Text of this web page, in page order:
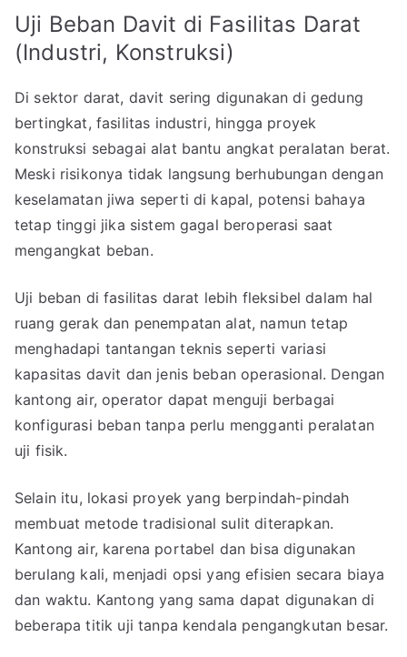
Uji Beban Davit di Fasilitas Darat
(Industri, Konstruksi)
Di sektor darat, davit sering digunakan di gedung
bertingkat, fasilitas industri, hingga proyek
konstruksi sebagai alat bantu angkat peralatan berat.
Meski risikonya tidak langsung berhubungan dengan
keselamatan jiwa seperti di kapal, potensi bahaya
tetap tinggi jika sistem gagal beroperasi saat
mengangkat beban.
Uji beban di fasilitas darat lebih fleksibel dalam hal
ruang gerak dan penempatan alat, namun tetap
menghadapi tantangan teknis seperti variasi
kapasitas davit dan jenis beban operasional. Dengan
kantong air, operator dapat menguji berbagai
konfigurasi beban tanpa perlu mengganti peralatan
uji fisik.
Selain itu, lokasi proyek yang berpindah-pindah
membuat metode tradisional sulit diterapkan.
Kantong air, karena portabel dan bisa digunakan
berulang kali, menjadi opsi yang efisien secara biaya
dan waktu. Kantong yang sama dapat digunakan di
beberapa titik uji tanpa kendala pengangkutan besar.